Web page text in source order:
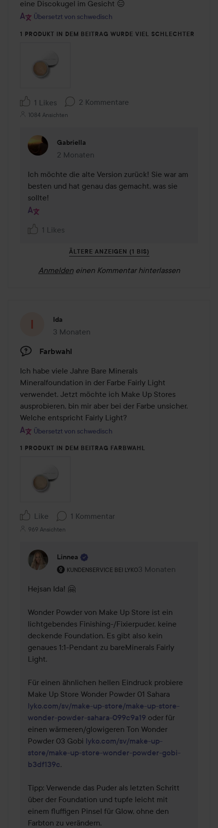
eine Discokugel im Gesicht 😑
Übersetzt von schwedisch
1 PRODUKT IN DEM BEITRAG WURDE VIEL SCHLECHTER
1 Likes 2 Kommentare
1084 Ansichten
Gabriella
2 Monaten
Kommentaren lades 2 Monaten
Ich möchte die alte Version zurück! Sie war am
besten und hat genau das gemacht, was sie
sollte!
1 Likes
ÄLTERE ANZEIGEN (1 BIS)
Anmelden einen Kommentar hinterlassen
Ida
3 Monaten
Der Beitrag wurde 3 Monaten erstellt
Farbwahl
Ich habe viele Jahre Bare Minerals
Mineralfoundation in der Farbe Fairly Light
verwendet. Jetzt möchte ich Make Up Stores
ausprobieren, bin mir aber bei der Farbe unsicher.
Welche entspricht Fairly Light?
Übersetzt von schwedisch
1 PRODUKT IN DEM BEITRAG FARBWAHL
Like 1 Kommentar
969 Ansichten
Linnea
KUNDENSERVICE BEI LYKO
Rolle des Benutzers: Kundenservice bei Lyko.
3 Monaten
Kommentaren lades 3
Hejsan Ida! 🤗
Wonder Powder von Make Up Store ist ein
lichtgebendes Finishing-/Fixierpuder, keine
deckende Foundation. Es gibt also kein
genaues 1:1-Pendant zu bareMinerals Fairly
Light.
Für einen ähnlichen hellen Eindruck probiere
lyko.com/sv/make-up-store/make-up-store-
wonder-powder-sahara-099c9a19 oder für
einen wärmeren/glowigeren Ton Wonder
Powder 03 Gobi lyko.com/sv/make-up-
store/make-up-store-wonder-powder-gobi-
b3df139c.
Tipp: Verwende das Puder als letzten Schritt
über der Foundation und tupfe leicht mit
einem fluffigen Pinsel für Glow, ohne den
Farbton zu verändern.